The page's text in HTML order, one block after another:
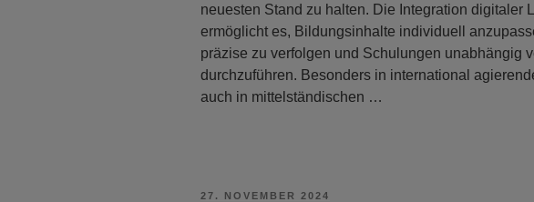
neuesten Stand zu halten. Die Integration digitaler
ermöglicht es, Bildungsinhalte individuell
präzise zu verfolgen und Schulungen unabhängig
durchzuführen. Besonders in international
auch in mittelständischen …
VERÖFFENTLICHT
27. NOVEMBER 2024